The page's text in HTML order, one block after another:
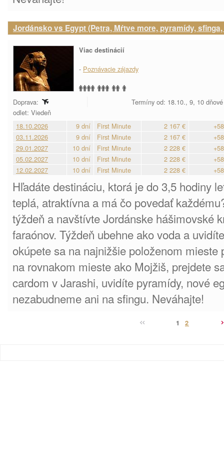
Jordánsko vs Egypt (Petra, Mŕtve more, pyramídy,
Viac destinácií
- Poznávacie zájazdy
Doprava:
Termíny od: 18.10., 9, 10 dňové
odlet: Viedeň
18.10.2026
9 dní First Minute 2 167 €
03.11.2026
9 dní First Minute 2 167 €
29.01.2027
10 dní First Minute 2 228 €
05.02.2027
10 dní First Minute 2 228 €
12.02.2027
10 dní First Minute 2 228 €
Hľadáte destináciu, ktorá je do 3,5 hodiny
teplá, atraktívna a má čo povedať
týždeň a navštívte Jordánske hášimovské
faraónov. Týždeň ubehne ako voda a
okúpete sa na najnižšie položenom mieste
na rovnakom mieste ako Mojžiš, prejdete
cardom v Jarashi, uvidíte pyramídy, nové
nezabudneme ani na sfingu. Neváhajte!
1 2